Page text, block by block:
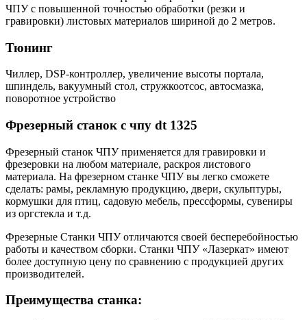
ЧПУ с повышенной точностью обработки (резки и
гравировки) листовых материалов шириной до 2 метров.
Тюнинг
Чиллер, DSP-контроллер, увеличение высоты портала,
шпиндель, вакуумный стол, стружкоотсос, автосмазка,
поворотное устройство
Фрезерный станок с чпу dt 1325
Фрезерный станок ЧПУ применяется для гравировки и
фрезеровки на любом материале, раскроя листового
материала. На фрезерном станке ЧПУ вы легко сможете
сделать: рамы, рекламную продукцию, двери, скульптуры,
кормушки для птиц, садовую мебель, прессформы, сувениры
из оргстекла и т.д.
Фрезерные Станки ЧПУ отличаются своей бесперебойностью
работы и качеством сборки. Станки ЧПУ «Лазеркат» имеют
более доступную цену по сравнению с продукцией других
производителей.
Преимущества станка: